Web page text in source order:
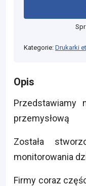
Kategorie: Drukarki
Opis
Przedstawiamy
przemysłową
Została
monitorowania
Firmy coraz